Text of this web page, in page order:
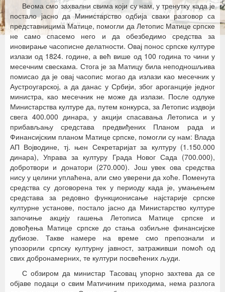
Веома смо захвални свима који су нам, у тренутку када је
постало јасно да Министарство одбија сваки разговор са
представницима Матице, помогли да Летопис Матице српске
не само спасемо него и да обезбедимо средства за
иновирање часописне делатности. Овај понос српске културе
излази од 1824. године, а већ више од 100 година то чини у
месечним свескама. Стога је за Матицу била неподношљива
помисао да је овај часопис могао да излази као месечник у
Аустроугарској, а да данас у Србији, због ароганције једног
министра, као месечник не може да излази. После одлуке
Министарства културе да, путем конкурса, за Летопис издвоји
свега 400.000 динара, у акцији спасавања Летописа и у
прибављању средстава предвиђених Планом рада и
Финансијским планом Матице српске, помогли су нам: Влада
АП Војводине, тј. њен Секретаријат за културу (1.150.000
динара), Управа за културу Града Новог Сада (700.000),
добротвори и донатори (270.000). Још увек ова средства
нису у целини уплаћена, али смо уверени да хоће. Поменута
средства су договорена тек у периоду када је, умањењем
средстава за редовно функционисање најстарије српске
културне установе, постало јасно да Министарство културе
започиње акцију гашења Летописа Матице српске и
довођења Матице српске до стања озбиљне финансијске
дубиозе. Такве намере на време смо препознали и
упозорили српску културну јавност, затраживши помоћ од
свих добронамерних, те култури посвећених људи.
С обзиром да министар Тасовац упорно захтева да се
објаве подаци о свим Матичиним приходима, нема разлога